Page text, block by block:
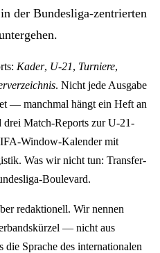
der Bundesliga-zentrierten
Kader, U-21, Turniere,
. Nicht jede Ausgabe
— manchmal hängt ein Heft an
Match-Reports zur U-21-
Window-Kalender mit
Was wir nicht tun: Transfer-
Boulevard.
redaktionell. Wir nennen
— nicht aus
Sprache des internationalen